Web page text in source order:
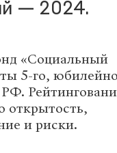
— 2024.
«Социальный
5-го,
открытость,
и риски.